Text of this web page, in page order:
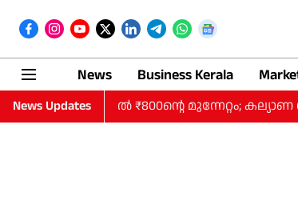
News Business Kerala
News Updates
പവനില്‍ ₹800ന്റെ മുന്നേറ്റം;